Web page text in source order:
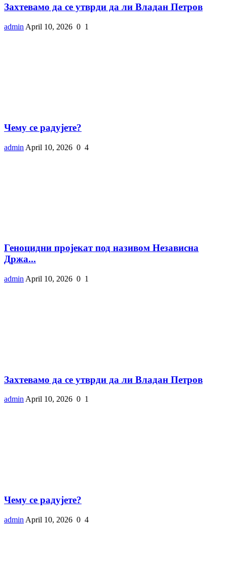
Захтевамо да се утврди да ли Владан Петров
admin April 10, 2026 0 1
Чему се радујете?
admin April 10, 2026 0 4
Геноцидни пројекат под називом Независна
Држа...
admin April 10, 2026 0 1
Захтевамо да се утврди да ли Владан Петров
admin April 10, 2026 0 1
Чему се радујете?
admin April 10, 2026 0 4